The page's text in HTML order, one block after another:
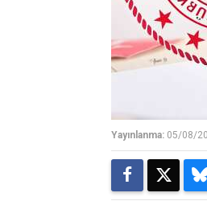
Yayınlanma: 05/08/